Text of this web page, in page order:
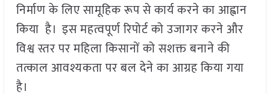
निर्माण के लिए सामूहिक रूप से कार्य करने का आह्वान
किया है। इस महत्वपूर्ण रिपोर्ट को उजागर करने और
विश्व स्तर पर महिला किसानों को सशक्त बनाने की
तत्काल आवश्यकता पर बल देने का आग्रह किया गया
है।